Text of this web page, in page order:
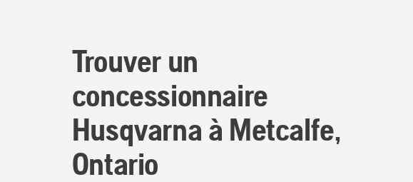
Trouver un concessionnaire
Trouver un
concessionnaire
Husqvarna à Metcalfe,
Ontario